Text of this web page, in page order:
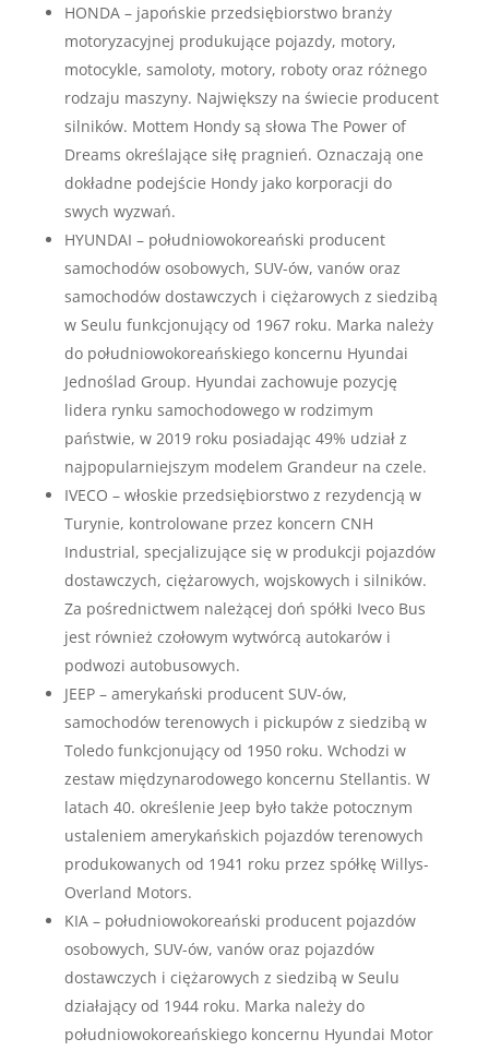
HONDA – japońskie przedsiębiorstwo branży
motoryzacyjnej produkujące pojazdy, motory,
motocykle, samoloty, motory, roboty oraz różnego
rodzaju maszyny. Największy na świecie producent
silników. Mottem Hondy są słowa The Power of
Dreams określające siłę pragnień. Oznaczają one
dokładne podejście Hondy jako korporacji do
swych wyzwań.
HYUNDAI – południowokoreański producent
samochodów osobowych, SUV-ów, vanów oraz
samochodów dostawczych i ciężarowych z siedzibą
w Seulu funkcjonujący od 1967 roku. Marka należy
do południowokoreańskiego koncernu Hyundai
Jednoślad Group. Hyundai zachowuje pozycję
lidera rynku samochodowego w rodzimym
państwie, w 2019 roku posiadając 49% udział z
najpopularniejszym modelem Grandeur na czele.
IVECO – włoskie przedsiębiorstwo z rezydencją w
Turynie, kontrolowane przez koncern CNH
Industrial, specjalizujące się w produkcji pojazdów
dostawczych, ciężarowych, wojskowych i silników.
Za pośrednictwem należącej doń spółki Iveco Bus
jest również czołowym wytwórcą autokarów i
podwozi autobusowych.
JEEP – amerykański producent SUV-ów,
samochodów terenowych i pickupów z siedzibą w
Toledo funkcjonujący od 1950 roku. Wchodzi w
zestaw międzynarodowego koncernu Stellantis. W
latach 40. określenie Jeep było także potocznym
ustaleniem amerykańskich pojazdów terenowych
produkowanych od 1941 roku przez spółkę Willys-
Overland Motors.
KIA – południowokoreański producent pojazdów
osobowych, SUV-ów, vanów oraz pojazdów
dostawczych i ciężarowych z siedzibą w Seulu
działający od 1944 roku. Marka należy do
południowokoreańskiego koncernu Hyundai Motor